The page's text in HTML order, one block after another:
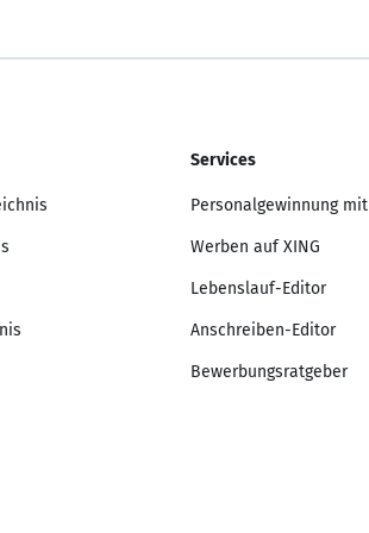
Services
Personalgewinnung mit
Werben auf XING
Lebenslauf-Editor
Anschreiben-Editor
Bewerbungsratgeber